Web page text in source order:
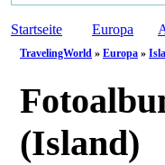
Startseite Europa
TravelingWorld » Europa »
(Island)